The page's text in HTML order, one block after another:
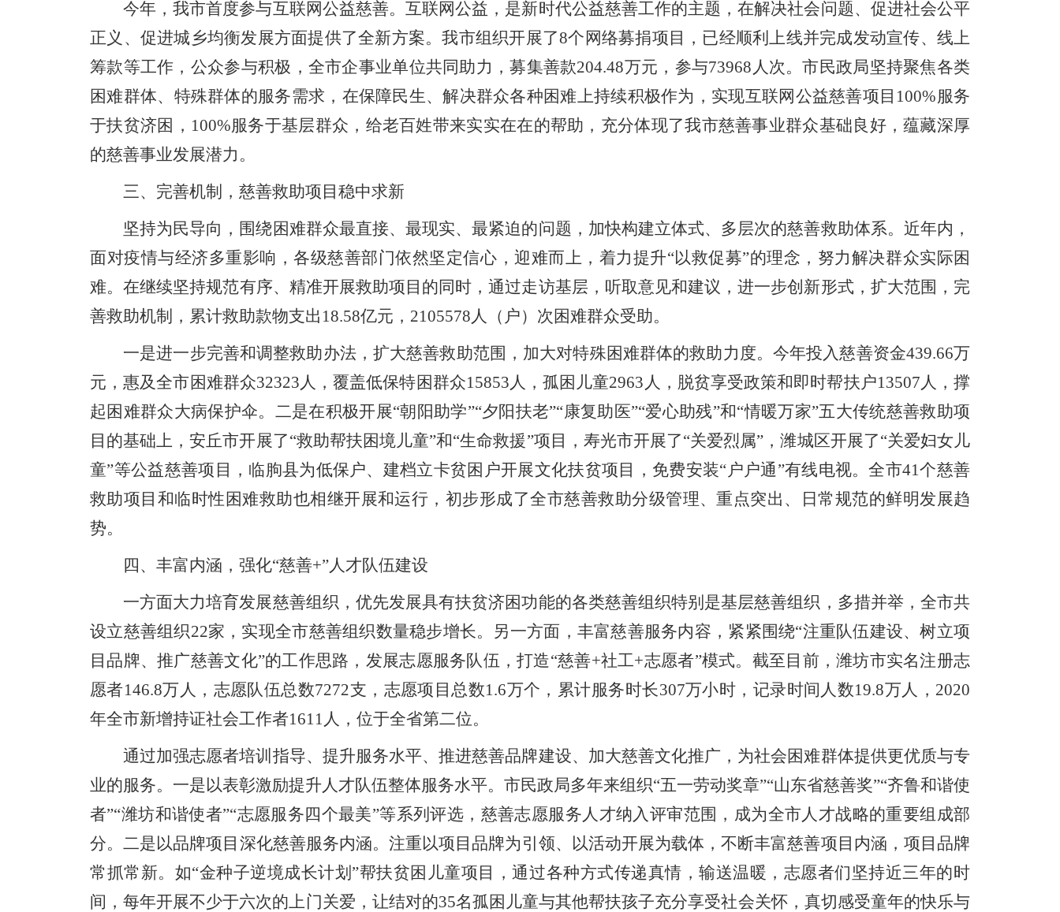
今年，我市首度参与互联网公益慈善。互联网公益，是新时代公益慈善工作的主题，在解决社会问题、促进社会公平
正义、促进城乡均衡发展方面提供了全新方案。我市组织开展了8个网络募捐项目，已经顺利上线并完成发动宣传、线上
筹款等工作，公众参与积极，全市企事业单位共同助力，募集善款204.48万元，参与73968 人次。市民政局坚持聚焦各类
困难群体、特殊群体的服务需求，在保障民生、解决群众各种困难上持续积极作为，实现互联网公益慈善项目 100%服务
于扶贫济困， 100%服务于基层群众，给老百姓带来实实在在的帮助， 充分体现了我市慈善事业群众基础良好，蕴藏深厚
的慈善事业发展潜力。
三、 完善机制，慈善救助项目稳中求新
坚持为民导向，围绕困难群众最直接、最现实、最紧迫的问题，加快构建立体式、多层次的慈善救助体系。近年内，
面对疫情与经济多重影响 ，各级慈善部门依然坚定信心，迎难而上，着力提升“以救促募”的理念，努力解决群众实际困
难。在继续坚持规范有序、精准开展救助项目的同时，通过走访基层，听取意见和建议，进一步创新形式，扩大范围，完
善救助机制 ，累计救助款物支出 18.58亿元， 2105578人（户）次困难群众受助。
一是进一步完善和调整救助办法，扩大慈善救助范围，加大对特殊困难群体的救助力度。 今年投入慈善资金439.66万
元，惠及全市困难群众32323人，覆盖低保特困群众15853人，孤困儿童2963 人，脱贫享受政策和即时帮扶户13507人，撑
起困难群众大病保护伞。 二是在积极开展“朝阳助学”“夕阳扶老”“康复助医”“爱心助残”和“情暖万家”五大传统慈善救助项
目的基础上，安丘市开展了“救助帮扶困境儿童”和“生命救援”项目 ，寿光市开展了“关爱烈属” ，潍城区开展了“关爱妇女儿
童”等公益慈善项目，临朐县为低保户、建档立卡贫困户开展文化扶贫项目 ， 免费安装“户户通 ”有线电视。全市41个慈善
救助项目和临时性困难救助也相继开展和运行， 初步形成了全市慈善救助分级管理、重点突出、日常规范的鲜明发展趋
势。
四、 丰富内涵，强化“慈善+”人才队伍建设
一方面大力培育发展慈善组织，优先发展具有扶贫济困功能的各类慈善组织特别是基层慈善组织，多措并举，全市共
设立慈善组织22家，实现全市慈善组织数量稳步增长。另一方面，丰富慈善服务内容，紧紧围绕“注重队伍建设、树立项
目品牌、推广慈善文化”的工作思路，发展志愿服务队伍，打造“慈善+社工+志愿者”模式。截至目前，潍坊市实名注册志
愿者146.8万人，志愿队伍总数7272支，志愿项目总数1.6万个，累计服务时长307万小时，记录时间人数19.8万人， 2020
年全市新增持证社会工作者1611人，位于全省第二位。
通过加强志愿者培训指导、提升服务水平、推进慈善品牌建设、加大慈善文化推广，为社会困难群体提供更优质与专
业的服务。 一是以表彰激励提升人才队伍整体服务水平。市民政局多年来组织“五一劳动奖章”“山东省慈善奖”“齐鲁和谐使
者”“潍坊和谐使者”“志愿服务四个最美”等系列评选，慈善志愿服务人才纳入评审范围，成为全市人才战略的重要组成部
分。二是以品牌项目深化慈善服务内涵。注重以项目品牌为引领、以活动开展为载体，不断丰富慈善项目内涵，项目品牌
常抓常新。如“金种子逆境成长计划”帮扶贫困儿童项目，通过各种方式传递真情，输送温暖，志愿者们坚持近三年的时
间，每年开展不少于六次的上门关爱，让结对的35名孤困儿童与其他帮扶孩子充分享受社会关怀，真切感受童年的快乐与